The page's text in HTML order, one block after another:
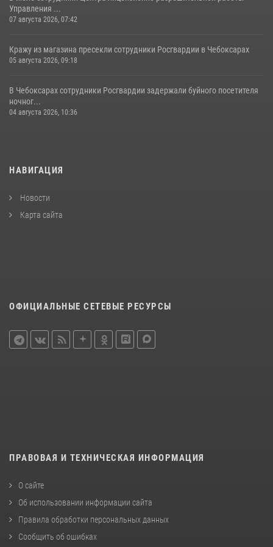
Управления ...
07 августа 2026, 07:42
Кражу из магазина пресекли сотрудники Росгвардии в Чебоксарах
05 августа 2026, 09:18
В Чебоксарах сотрудники Росгвардии задержали буйного посетителя
ночног...
04 августа 2026, 10:36
НАВИГАЦИЯ
Новости
Карта сайта
ОФИЦИАЛЬНЫЕ СЕТЕВЫЕ РЕСУРСЫ
ПРАВОВАЯ И ТЕХНИЧЕСКАЯ ИНФОРМАЦИЯ
О сайте
Об использовании информации сайта
Правила обработки персональных данных
Сообщить об ошибках